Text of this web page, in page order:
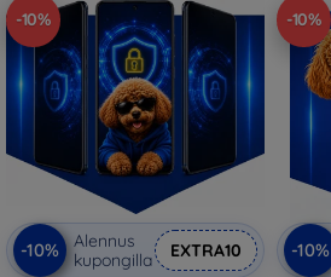
-10%
-10%
Alennus
kupongilla
EXTRA10
-10%
-10%